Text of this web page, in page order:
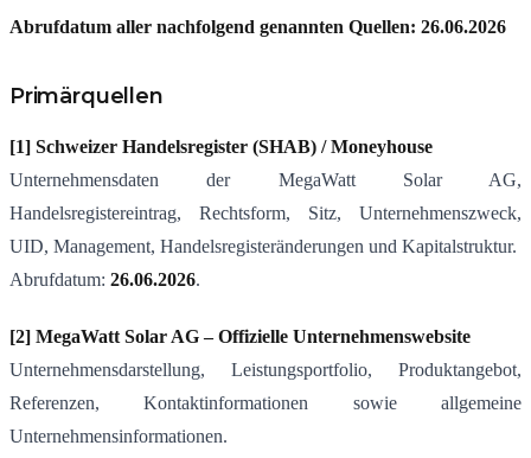
Abrufdatum aller nachfolgend genannten Quellen: 26.06.2026
Primärquellen
[1] Schweizer Handelsregister (SHAB) / Moneyhouse
Unternehmensdaten der MegaWatt Solar AG,
Handelsregistereintrag, Rechtsform, Sitz, Unternehmenszweck,
UID, Management, Handelsregisteränderungen und Kapitalstruktur.
Abrufdatum: 26.06.2026.
[2] MegaWatt Solar AG – Offizielle Unternehmenswebsite
Unternehmensdarstellung, Leistungsportfolio, Produktangebot,
Referenzen, Kontaktinformationen sowie allgemeine
Unternehmensinformationen.